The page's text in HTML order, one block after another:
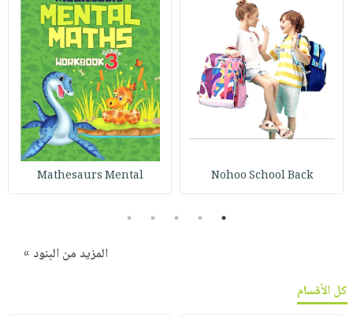
Nohoo School Back
Mathesaurs Mental
1
2
3
4
5
المزيد من البنود »
كل الأقسام